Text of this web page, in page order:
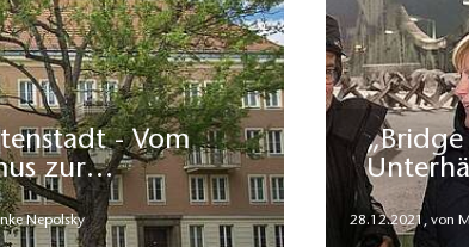
zur…
Nepolsky
„Bridge of Spies“ - Der
28.12.2021, von